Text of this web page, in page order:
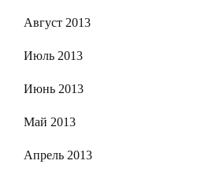
Август 2013
Июль 2013
Июнь 2013
Май 2013
Апрель 2013